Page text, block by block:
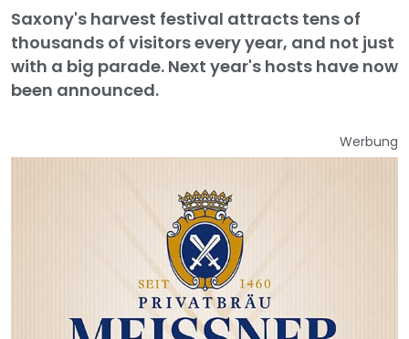
Saxony's harvest festival attracts tens of
thousands of visitors every year, and not just
with a big parade. Next year's hosts have now
been announced.
Werbung